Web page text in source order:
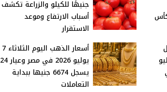
جنيهًا للكيلو والزراعة تكشف
أسباب الارتفاع وموعد
الاستقرار
7 يوليو
أسعار الذهب اليوم الثلاثاء 7
يوليو 2026 في مصر وعيار 24
يسجل 6674 جنيها ببداية
التعاملات